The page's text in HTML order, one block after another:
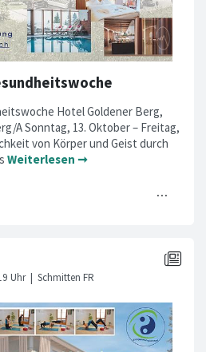
Hotel Goldener Berg,
A Sonntag, 13. Oktober – Freitag,
von Körper und Geist durch
Weiterlesen ➞